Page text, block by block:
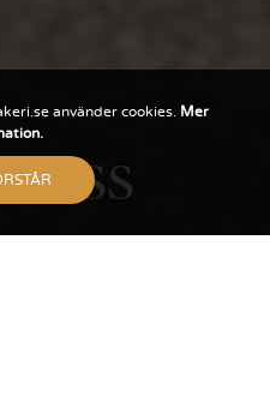
OSS
använder cookies.
Mer